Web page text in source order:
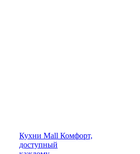
Кухни Mall Комфорт,
доступный